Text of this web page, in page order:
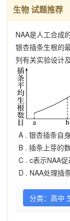
生物 试题推荐
NAA是人工合成
银杏插条生根的
列有关实验设
A . 银杏插条自
B . 插条上芽的
C . c表示NAA
D . NAA处理插
分类：高中